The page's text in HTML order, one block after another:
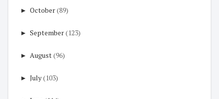
► October(89)
► September(123)
► August(96)
► July(103)